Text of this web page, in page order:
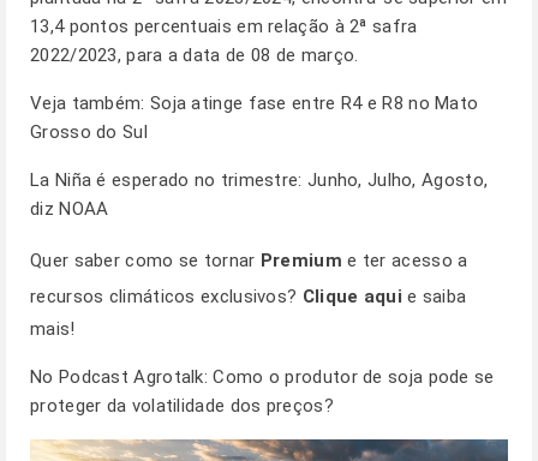
13,4 pontos percentuais em relação à 2ª safra
2022/2023, para a data de 08 de março.
Veja também: Soja atinge fase entre R4 e R8 no Mato
Grosso do Sul
La Niña é esperado no trimestre: Junho, Julho, Agosto,
diz NOAA
Quer saber como se tornar Premium e ter acesso a
recursos climáticos exclusivos? Clique aquie saiba
mais!
No Podcast Agrotalk:Como o produtor de soja pode se
proteger da volatilidade dos preços?